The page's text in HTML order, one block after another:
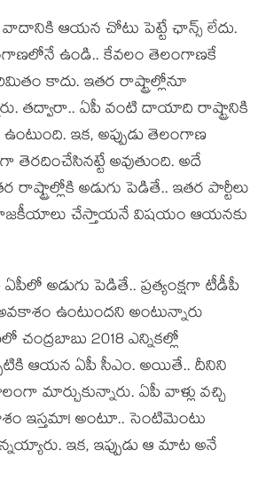
ఆయ‌న చోటు పెట్టే ఛాన్స్ లేదు.
ఉండి.. కేవ‌లం తెలంగాణ‌కే
కాదు. ఇత‌ర రాష్ట్రాల్లోనూ
త‌ద్వారా.. ఏపీ వంటి దాయాది రాష్ట్రానికి
ఇక‌, అప్పుడు తెలంగాణ
అవుతుంది. అదే
అడుగు పెడితే.. ఇత‌ర పార్టీలు
రాజ‌కీయాలు చేస్తాయ‌నే విష‌యం ఆయ‌న‌కు
ఏపీలో అడుగు పెడితే.. ప్ర‌త్యంక్ష‌గా టీడీపీ
ఉంటుంద‌ని అంటున్నారు
చంద్ర‌బాబు 2018 ఎన్నిక‌ల్లో
ఆయ‌న ఏపీ సీఎం. అయితే.. దీనిని
మార్చుకున్నారు. ఏపీ వాళ్లు వ‌చ్చి
ఇస్త‌మా! అంటూ.. సెంటిమెంటు
ఇక‌, ఇప్పుడు ఆ మాట అనే